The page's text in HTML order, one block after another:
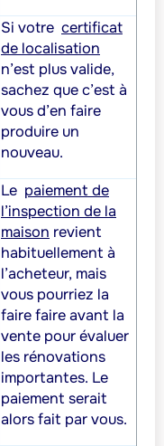
Si votre certificat
de localisation
n’est plus valide,
sachez que c’est à
vous d’en faire
produire un
nouveau.
Le paiement de
l’inspection de la
maison revient
habituellement à
l’acheteur, mais
vous pourriez la
faire faire avant la
vente pour évaluer
les rénovations
importantes. Le
paiement serait
alors fait par vous.